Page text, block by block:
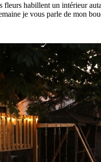
habillent un intérieur
je vous parle de mon